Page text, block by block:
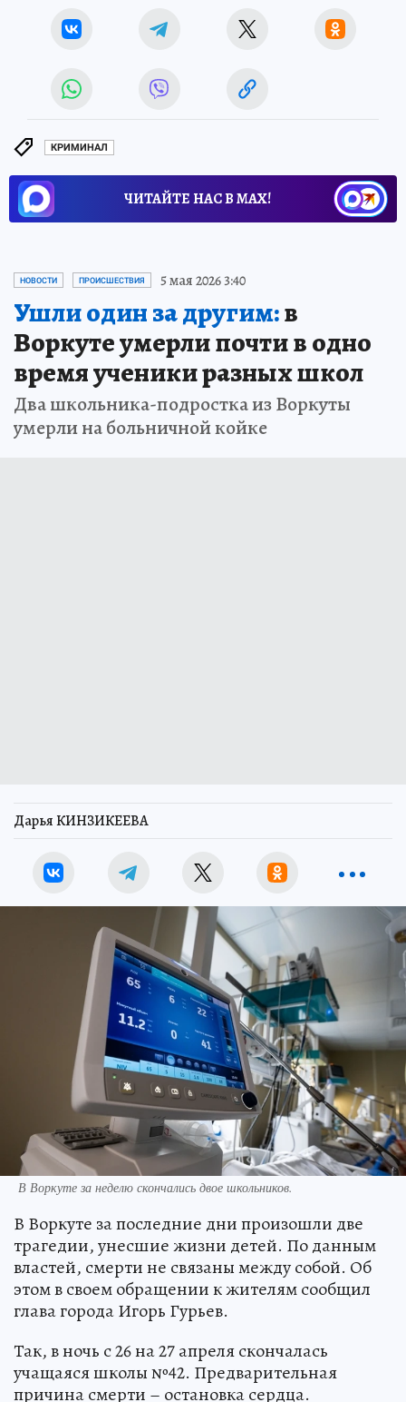
КРИМИНАЛ
ЧИТАЙТЕ НАС В МАХ!
НОВОСТИ ПРОИСШЕСТВИЯ 5 мая 2026 3:40
Ушли один за другим:в
Воркуте умерли почти в одно
время ученики разных школ
Два школьника-подростка из Воркуты
умерли на больничной койке
Дарья КИНЗИКЕЕВА
В Воркуте за неделю скончались двое школьников.
В Воркуте за последние дни произошли две
трагедии, унесшие жизни детей. По данным
властей, смерти не связаны между собой. Об
этом в своем обращении к жителям сообщил
глава города Игорь Гурьев.
Так, в ночь с 26 на 27 апреля скончалась
учащаяся школы №42. Предварительная
причина смерти – остановка сердца.